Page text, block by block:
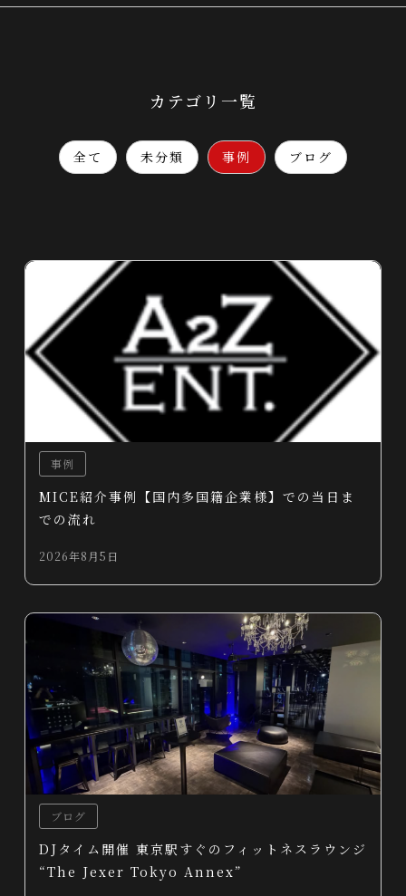
カテゴリ一覧
全て 未分類 事例 ブログ
事例
MICE紹介事例【国内多国籍企業様】での当日ま
での流れ
2026年8月5日
ブログ
DJタイム開催 東京駅すぐのフィットネスラウンジ
“The Jexer Tokyo Annex”